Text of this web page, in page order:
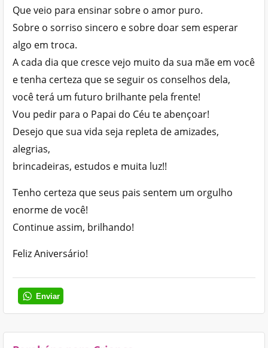
Que veio para ensinar sobre o amor puro.
Sobre o sorriso sincero e sobre doar sem esperar
algo em troca.
A cada dia que cresce vejo muito da sua mãe em você
e tenha certeza que se seguir os conselhos dela,
você terá um futuro brilhante pela frente!
Vou pedir para o Papai do Céu te abençoar!
Desejo que sua vida seja repleta de amizades,
alegrias,
brincadeiras, estudos e muita luz!!
Tenho certeza que seus pais sentem um orgulho
enorme de você!
Continue assim, brilhando!
Feliz Aniversário!
Enviar